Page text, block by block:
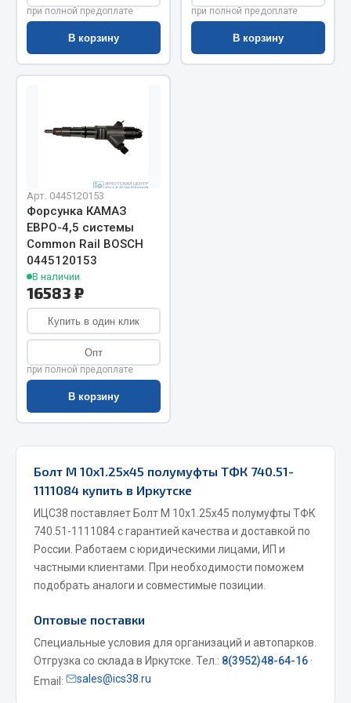
Весь раздел
Автолампы
Блоки реле и предохранителей
Выключатели и переключатели клавишные
Выключатели кнопочные
Выключатель массы
Изолента
Весь раздел
Запчасти на полуприцепы
Амортизаторы для полуприцепов
Весь раздел
Запчасти КамАЗ
Двигатель
Система питания
Система выпуска газа
Система охлаждения
Сцепление
Коробка передач
Коробка передач ZF
при полной предоплате
В корзину
при полной предоплате
В корзину
Арт. 0445120153
Форсунка КАМАЗ
ЕВРО-4,5 системы
Common Rail BOSCH
0445120153
В наличии
16583 ₽
Купить в один клик
Опт
при полной предоплате
В корзину
Болт М 10х1.25х45 полумуфты ТФК 740.51-
1111084 купить в Иркутске
ИЦС38 поставляет Болт М 10х1.25х45 полумуфты ТФК
740.51-1111084 с гарантией качества и доставкой по
России. Работаем с юридическими лицами, ИП и
частными клиентами. При необходимости поможем
подобрать аналоги и совместимые позиции.
Оптовые поставки
Специальные условия для организаций и автопарков.
Отгрузка со склада в Иркутске. Тел.: 8(3952)48-64-16 ·
Email:
sales@ics38.ru